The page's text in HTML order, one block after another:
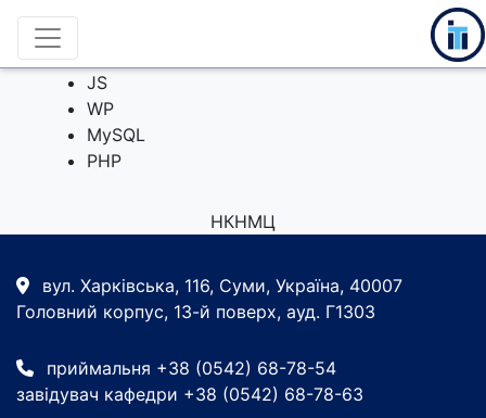
JS
WP
MySQL
PHP
НКНМЦ
вул. Харківська, 116, Суми, Україна, 40007
Головний корпус, 13-й поверх, ауд. Г1303
приймальня +38 (0542) 68-78-54
завідувач кафедри +38 (0542) 68-78-63